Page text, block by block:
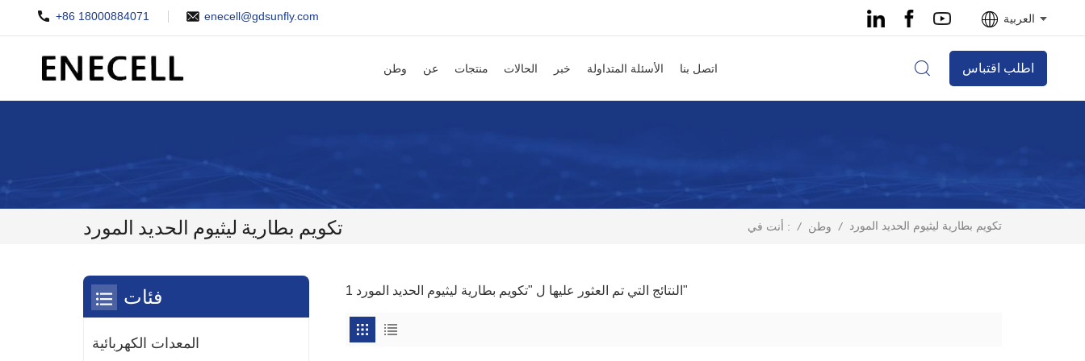
+86 18000884071 enecell@gdsunfly.com العربية
وطن عن منتجات الحالات خبر الأسئلة المتداولة اتصل بنا اطلب اقتباس
تكويم بطارية ليثيوم الحديد المورد أنت في : / وطن / تكويم بطارية ليثيوم الحديد المورد
1 النتائج التي تم العثور عليها ل "تكويم بطارية ليثيوم الحديد المورد" فئات
المعدات الكهربائية